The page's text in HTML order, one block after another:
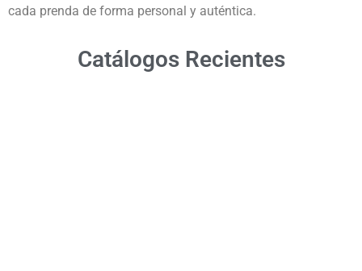
cada prenda de forma personal y auténtica.
Catálogos Recientes